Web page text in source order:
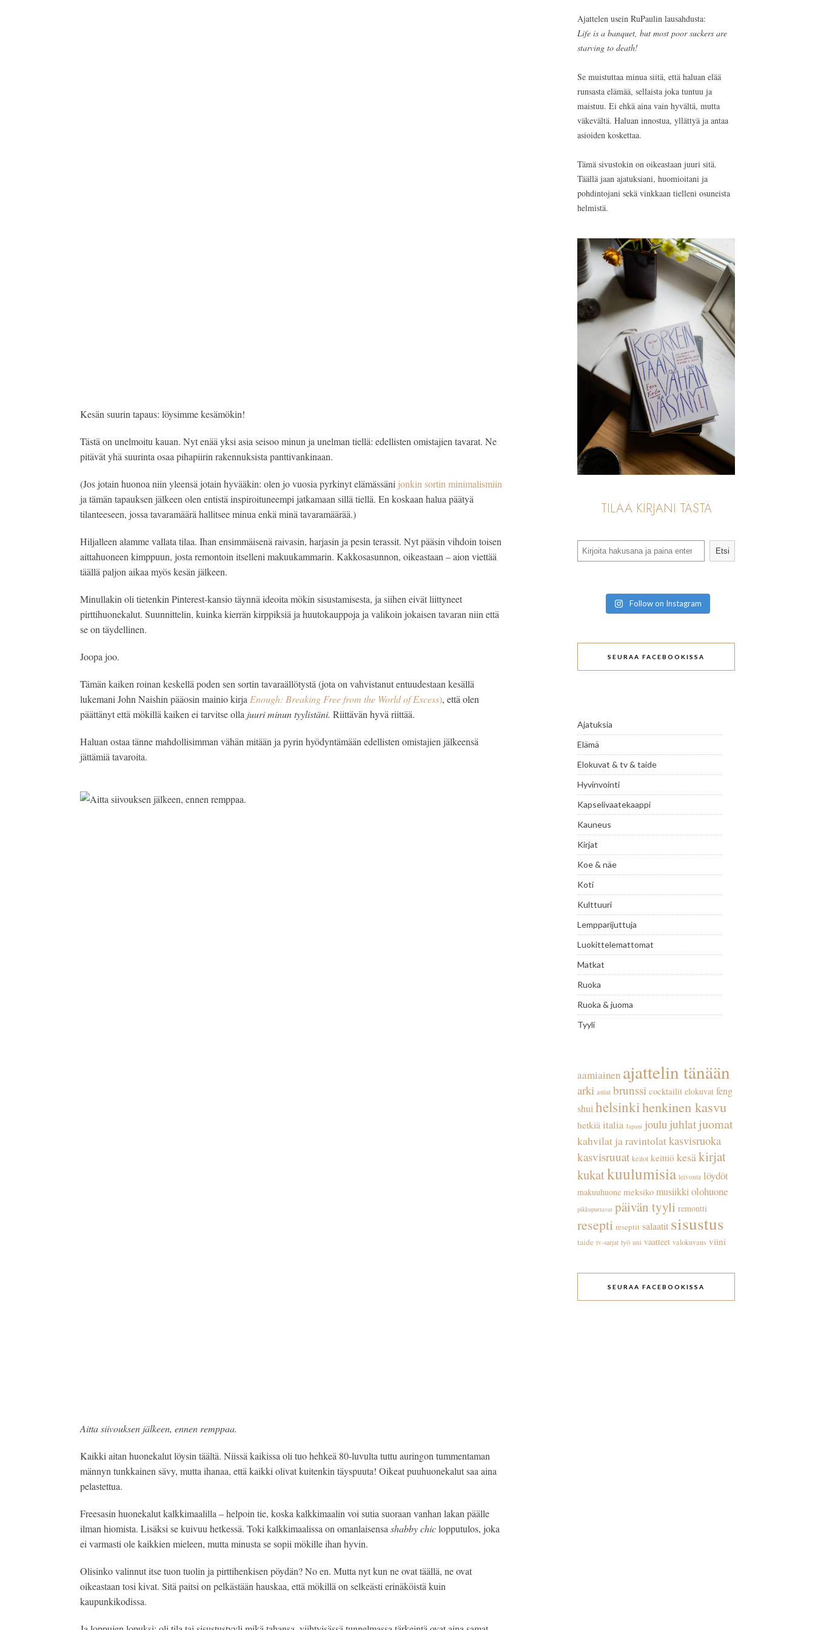
Kesän suurin tapaus: löysimme kesämökin!
Tästä on unelmoitu kauan. Nyt enää yksi asia seisoo minun ja unelman tiellä: edellisten omistajien tavarat. Ne
pitävät yhä suurinta osaa pihapiirin rakennuksista panttivankinaan.
(Jos jotain huonoa niin yleensä jotain hyvääkin: olen jo vuosia pyrkinyt elämässäni
ja tämän tapauksen jälkeen olen entistä inspiroituneempi jatkamaan sillä tiellä. En koskaan halua päätyä
tilanteeseen, jossa tavaramäärä hallitsee minua enkä minä tavaramäärää.)
Hiljalleen alamme vallata tilaa. Ihan ensimmäisenä raivasin, harjasin ja pesin terassit. Nyt pääsin vihdoin toisen
aittahuoneen kimppuun, josta remontoin itselleni makuukammarin. Kakkosasunnon, oikeastaan – aion viettää
täällä paljon aikaa myös kesän jälkeen.
Minullakin oli tietenkin Pinterest-kansio täynnä ideoita mökin sisustamisesta, ja siihen eivät liittyneet
pirttihuonekalut. Suunnittelin, kuinka kierrän kirppiksiä ja huutokauppoja ja valikoin jokaisen tavaran niin että
se on täydellinen.
Joopa joo.
Tämän kaiken roinan keskellä poden sen sortin tavaraällötystä (jota on vahvistanut entuudestaan kesällä
lukemani John Naishin pääosin mainio kirja Enough: Breaking Free from the World of Excess), että olen
päättänyt että mökillä kaiken ei tarvitse olla juuri minun tyylistäni. Riittävän hyvä riittää.
Haluan ostaa tänne mahdollisimman vähän mitään ja pyrin hyödyntämään edellisten omistajien jälkeensä
jättämiä tavaroita.
Aitta siivouksen jälkeen, ennen remppaa.
Kaikki aitan huonekalut löysin täältä. Niissä kaikissa oli tuo hehkeä 80-luvulta tuttu auringon tummentaman
männyn tunkkainen sävy, mutta ihanaa, että kaikki olivat kuitenkin täyspuuta! Oikeat puuhuonekalut saa aina
pelastettua.
Freesasin huonekalut kalkkimaalilla – helpoin tie, koska kalkkimaalin voi sutia suoraan vanhan lakan päälle
ilman hiomista. Lisäksi se kuivuu hetkessä. Toki kalkkimaalissa on omanlaisensa shabby chic lopputulos, joka
ei varmasti ole kaikkien mieleen, mutta minusta se sopii mökille ihan hyvin.
Olisinko valinnut itse tuon tuolin ja pirttihenkisen pöydän? No en. Mutta nyt kun ne ovat täällä, ne ovat
oikeastaan tosi kivat. Sitä paitsi on pelkästään hauskaa, että mökillä on selkeästi erinäköistä kuin
kaupunkikodissa.
Ajattelen usein RuPaulin lausahdusta:
Life is a banquet, but most poor suckers are
starving to death!
Se muistuttaa minua siitä, että haluan elää
runsasta elämää, sellaista joka tuntuu ja
maistuu. Ei ehkä aina vain hyvältä, mutta
väkevältä. Haluan innostua, yllättyä ja antaa
asioiden koskettaa.
Tämä sivustokin on oikeastaan juuri sitä.
Täällä jaan ajatuksiani, huomioitani ja
pohdintojani sekä vinkkaan tielleni osuneista
helmistä.
TILAA KIRJANI TÄSTÄ
Etsi
Follow on Instagram
SEURAA FACEBOOKISSA
Ajatuksia
Elämä
Elokuvat & tv & taide
Hyvinvointi
Kapselivaatekaappi
Kauneus
Kirjat
Koe & näe
Koti
Kulttuuri
Lempparijuttuja
Luokittelemattomat
Matkat
Ruoka
Ruoka & juoma
Tyyli
aamiainen ajattelin tänään
arki astiat brunssi cocktailit elokuvat feng
shuihelsinkihenkinen kasvu
hetkiä italia Japani joulu juhlatjuomat
kahvilat ja ravintolatkasvisruoka
kasvisruuat keitot keittiö kesä kirjat
kukatkuulumisia leivonta löydöt
makuuhuone meksiko musiikkiolohuone
pikkupurtavat päivän tyyli remontti
resepti reseptit salaatit sisustus
taide tv-sarjat työ uni vaatteet valokuvaus viini
SEURAA FACEBOOKISSA